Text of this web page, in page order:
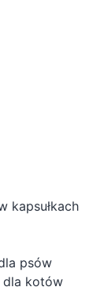
kapsułkach
psów
dla kotów